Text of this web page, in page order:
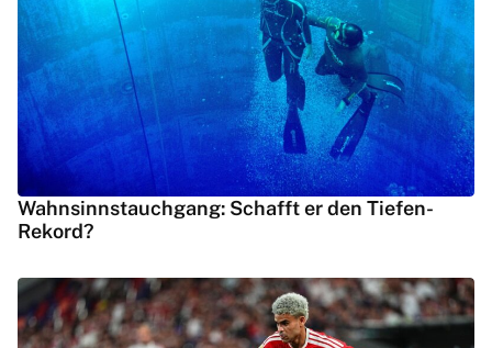
Wahnsinnstauchgang: Schafft er den Tiefen-
Rekord?